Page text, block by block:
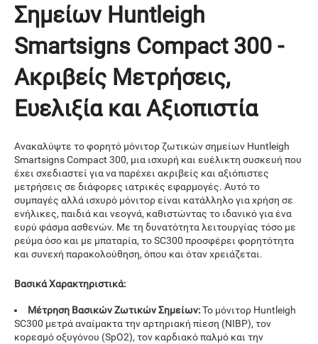
Σημείων Huntleigh
Smartsigns Compact 300 -
Ακριβείς Μετρήσεις,
Ευελιξία και Αξιοπιστία
Ανακαλύψτε το φορητό μόνιτορ ζωτικών σημείων Huntleigh
Smartsigns Compact 300, μια ισχυρή και ευέλικτη συσκευή που
έχει σχεδιαστεί για να παρέχει ακριβείς και αξιόπιστες
μετρήσεις σε διάφορες ιατρικές εφαρμογές. Αυτό το
συμπαγές αλλά ισχυρό μόνιτορ είναι κατάλληλο για χρήση σε
ενήλικες, παιδιά και νεογνά, καθιστώντας το ιδανικό για ένα
ευρύ φάσμα ασθενών. Με τη δυνατότητα λειτουργίας τόσο με
ρεύμα όσο και με μπαταρία, το SC300 προσφέρει φορητότητα
και συνεχή παρακολούθηση, όπου και όταν χρειάζεται.
Βασικά Χαρακτηριστικά:
Μέτρηση Βασικών Ζωτικών Σημείων:Το μόνιτορ Huntleigh
SC300 μετρά αναίμακτα την αρτηριακή πίεση (NIBP), τον
κορεσμό οξυγόνου (SpO2), τον καρδιακό παλμό και την